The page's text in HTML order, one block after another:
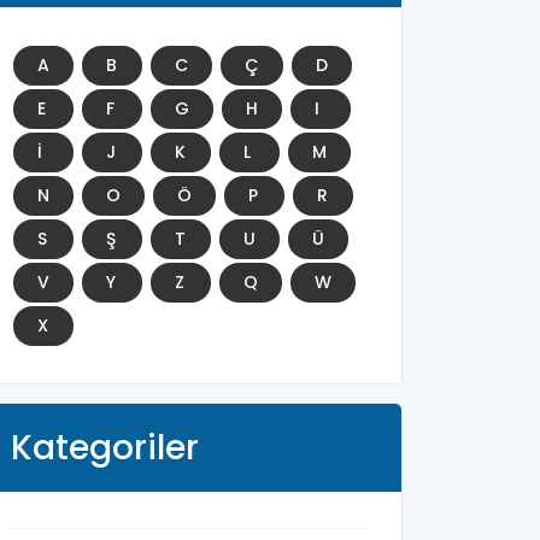
A B C Ç
D
E
F G H
I
İ
J K L
M
N
O Ö P
R
S
Ş T U
Ü
V
Y Z Q
W
X
Kategoriler